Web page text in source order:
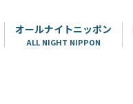
オールナイトニッポン
ALL NIGHT NIPPON